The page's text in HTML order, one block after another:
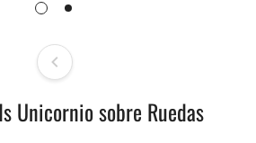
Unicornio sobre Ruedas